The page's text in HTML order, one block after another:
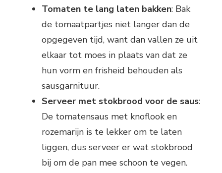
Tomaten te lang laten bakken: Bak
de tomaatpartjes niet langer dan de
opgegeven tijd, want dan vallen ze uit
elkaar tot moes in plaats van dat ze
hun vorm en frisheid behouden als
sausgarnituur.
Serveer met stokbrood voor de saus:
De tomatensaus met knoflook en
rozemarijn is te lekker om te laten
liggen, dus serveer er wat stokbrood
bij om de pan mee schoon te vegen.